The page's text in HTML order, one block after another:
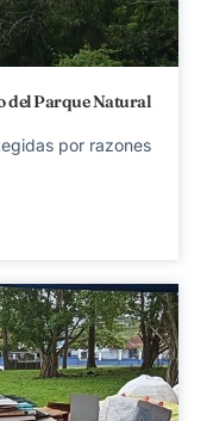
del Parque Natural
por razones